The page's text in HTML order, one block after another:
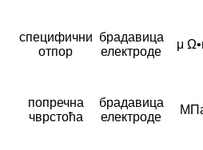
специфични
отпор
брадавица
електроде
μ
попречна
чврстоћа
брадавица
електроде